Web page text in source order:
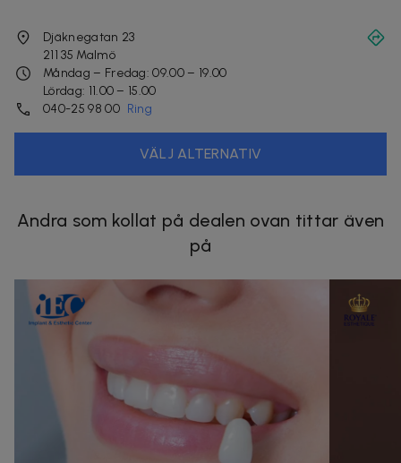
Djäknegatan 23
211 35 Malmö
Måndag – Fredag: 09.00 – 19.00
Lördag: 11.00 – 15.00
040-25 98 00 Ring
VÄLJ ALTERNATIV
Andra som kollat på dealen ovan tittar även
på